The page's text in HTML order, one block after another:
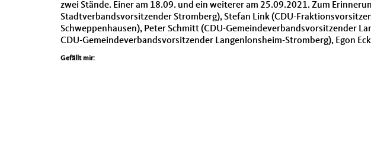
zwei Stände. Ein­er am 18.09. und ein weit­er­er am 25.09.2021. Zum
Stadtver­bandsvor­sitzen­der Stromberg), Ste­fan Link (CDU-
Schwep­pen­hausen), Peter Schmitt (CDU-Gemein­de­ver­bandsvor­sitzen­der
CDU-Gemein­de­ver­bandsvor­sitzen­der Lan­gen­lon­sheim-Stromberg), Egon
Gefällt mir: